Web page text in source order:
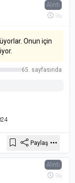
Alıntı
9a
Onun için
65. sayfasında
Paylaş
Alıntı
9a